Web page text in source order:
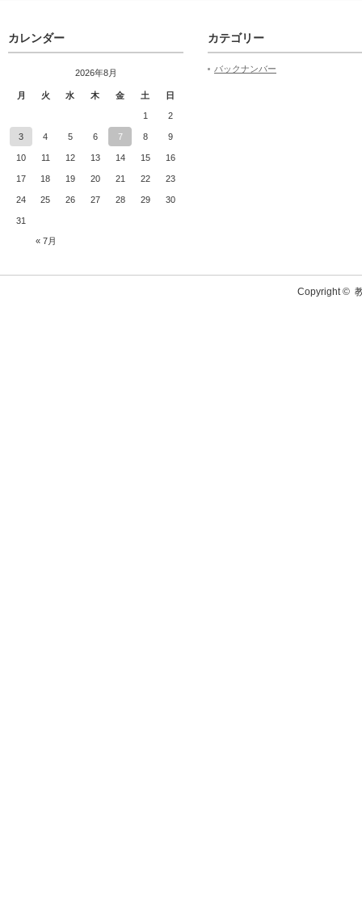
カレンダー
2026年8月
月 火 水 木 金 土 日
« 7月
1 2
3 4 5 6 7 8 9
10 11 12 13 14 15 16
17 18 19 20 21 22 23
24 25 26 27 28 29 30
31
カテゴリー
バックナンバー
Copyright ©